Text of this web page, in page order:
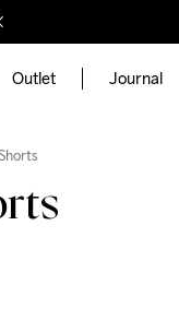
Outlet Journal